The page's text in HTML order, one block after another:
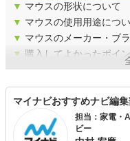
▼ マウスの形状について
▼ マウスの使用用途につ
▼ マウスのメーカー・ブ
▼ 購入してよかったポイン
マイナビおすすめナビ編
担当：家電・
ビー